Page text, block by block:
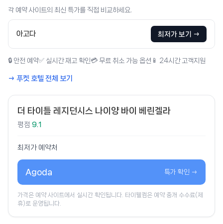
각 예약 사이트의 최신 특가를 직접 비교하세요.
아고다 최저가 보기 →
🔒 안전 예약✅ 실시간 재고 확인 💳 무료 취소 가능 옵션 📱 24시간 고객지원
→ 푸켓 호텔 전체 보기
더 타이틀 레지던시스 나이양 바이 베린겔라
평점 9.1
최저가 예약처
Agoda 특가 확인 →
가격은 예약 사이트에서 실시간 확인됩니다. 타이웰컴은 예약 중개 수수료(제
휴)로 운영됩니다.